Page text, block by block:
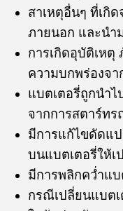
สาเหตุอื่นๆ ที่เกิ
ภายนอก และนำ
การเกิดอุบัติเหตุ
ความบกพร่องจ
แบตเตอรี่ถูกนำไ
จากการสตาร์ทร
มีการแก้ไขดัดแ
บนแบตเตอรี่ให้เ
มีการพลิกคว่ำแบ
กรณีเปลี่ยนแบต